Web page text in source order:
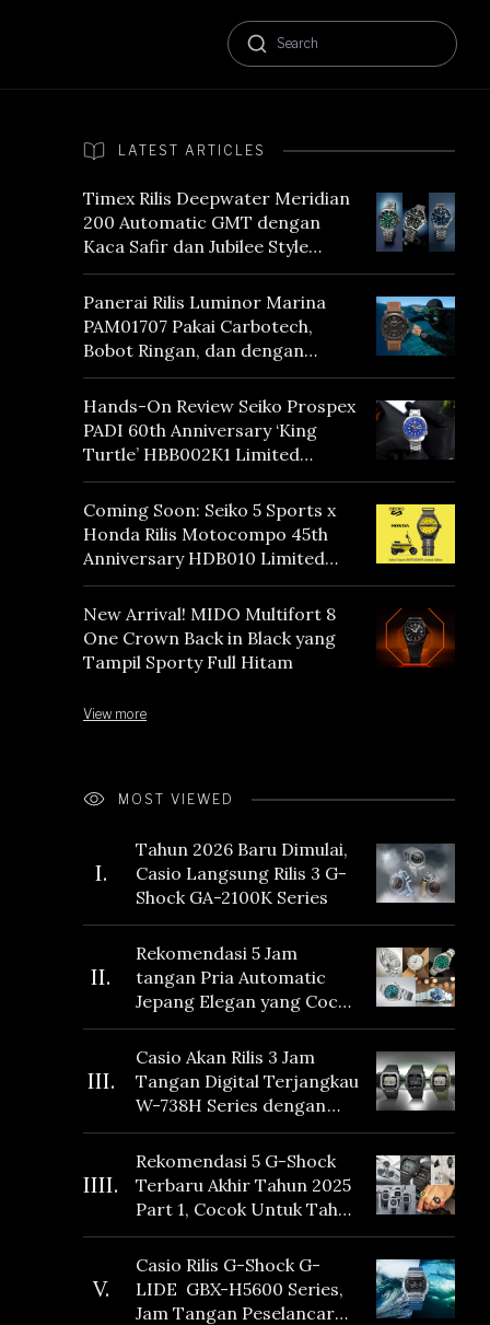
LATEST ARTICLES
Timex Rilis Deepwater Meridian
200 Automatic GMT dengan
Kaca Safir dan Jubilee Style
Bracelet
Panerai Rilis Luminor Marina
PAM01707 Pakai Carbotech,
Bobot Ringan, dan dengan
Vintage Vibes
Hands-On Review Seiko Prospex
PADI 60th Anniversary ‘King
Turtle’ HBB002K1 Limited
Edition
Coming Soon: Seiko 5 Sports x
Honda Rilis Motocompo 45th
Anniversary HDB010 Limited
Edition
New Arrival! MIDO Multifort 8
One Crown Back in Black yang
Tampil Sporty Full Hitam
View more
MOST VIEWED
I.
Tahun 2026 Baru Dimulai,
Casio Langsung Rilis 3 G-
Shock GA-2100K Series
II.
Rekomendasi 5 Jam
tangan Pria Automatic
Jepang Elegan yang Cocok
Dikoleksi di 2026
III.
Casio Akan Rilis 3 Jam
Tangan Digital Terjangkau
W-738H Series dengan
Masa Baterai 10 Tahun
dan Fitur Vibration
IIII.
Rekomendasi 5 G-Shock
Terbaru Akhir Tahun 2025
Part 1, Cocok Untuk Tahun
Baru!
V.
Casio Rilis G-Shock G-
LIDE GBX-H5600 Series,
Jam Tangan Peselancar